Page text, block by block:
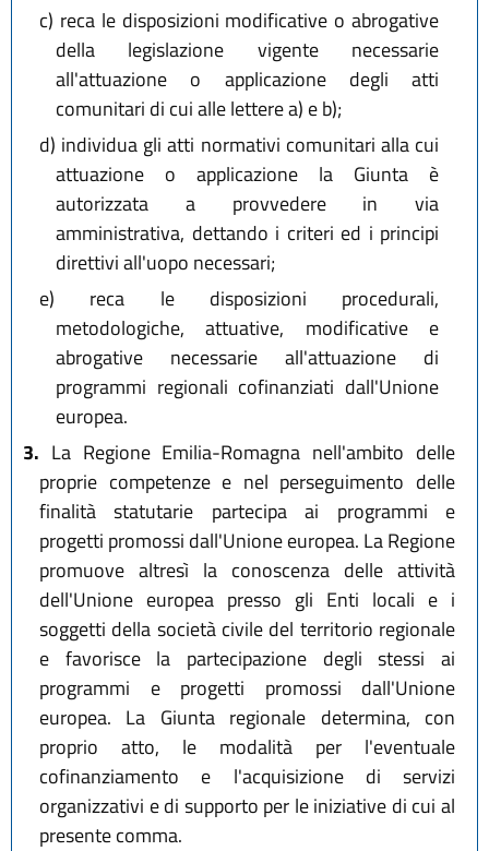
c) reca le disposizioni modificative o abrogative
della legislazione vigente necessarie
all'attuazione o applicazione degli atti
comunitari di cui alle lettere a) e b);
d) individua gli atti normativi comunitari alla cui
attuazione o applicazione la Giunta è
autorizzata a provvedere in via
amministrativa, dettando i criteri ed i principi
direttivi all'uopo necessari;
e) reca le disposizioni procedurali,
metodologiche, attuative, modificative e
abrogative necessarie all'attuazione di
programmi regionali cofinanziati dall'Unione
europea.
3. La Regione Emilia-Romagna nell'ambito delle
proprie competenze e nel perseguimento delle
finalità statutarie partecipa ai programmi e
progetti promossi dall'Unione europea. La Regione
promuove altresì la conoscenza delle attività
dell'Unione europea presso gli Enti locali e i
soggetti della società civile del territorio regionale
e favorisce la partecipazione degli stessi ai
programmi e progetti promossi dall'Unione
europea. La Giunta regionale determina, con
proprio atto, le modalità per l'eventuale
cofinanziamento e l'acquisizione di servizi
organizzativi e di supporto per le iniziative di cui al
presente comma.